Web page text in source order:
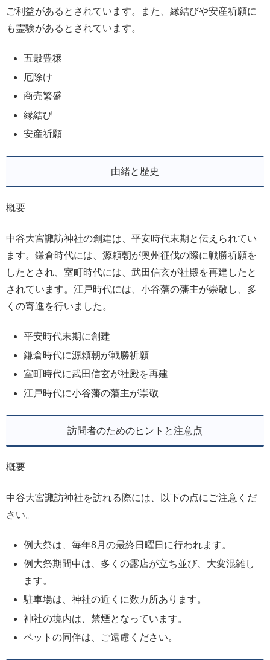
ご利益があるとされています。また、縁結びや安産祈願に
も霊験があるとされています。
五穀豊穣
厄除け
商売繁盛
縁結び
安産祈願
由緒と歴史
概要
中谷大宮諏訪神社の創建は、平安時代末期と伝えられてい
ます。鎌倉時代には、源頼朝が奥州征伐の際に戦勝祈願を
したとされ、室町時代には、武田信玄が社殿を再建したと
されています。江戸時代には、小谷藩の藩主が崇敬し、多
くの寄進を行いました。
平安時代末期に創建
鎌倉時代に源頼朝が戦勝祈願
室町時代に武田信玄が社殿を再建
江戸時代に小谷藩の藩主が崇敬
訪問者のためのヒントと注意点
概要
中谷大宮諏訪神社を訪れる際には、以下の点にご注意くだ
さい。
例大祭は、毎年8月の最終日曜日に行われます。
例大祭期間中は、多くの露店が立ち並び、大変混雑し
ます。
駐車場は、神社の近くに数カ所あります。
神社の境内は、禁煙となっています。
ペットの同伴は、ご遠慮ください。